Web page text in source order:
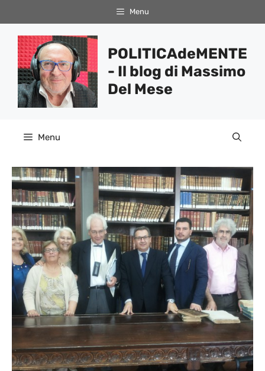
al
contenuto
Menu
POLITICAdeMENTE
- Il blog di Massimo
Del Mese
Menu